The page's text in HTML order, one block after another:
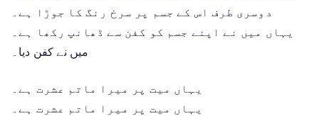
دوسری طرف اس کے جسم پر سرخ رنگ کا جوڑا ہے۔
یہاں میں نے اپنے جسم کو کفن سے ڈھانپ رکھا ہے۔
میں نے کفن دیا۔
یہاں میت پر میرا ماتم عشرت ہے۔
یہاں میت پر میرا ماتم عشرت ہے۔